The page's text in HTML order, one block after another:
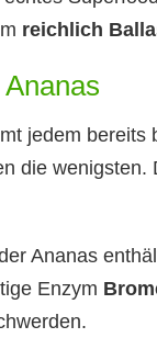
reichlich
jedem bereits
die wenigsten.
Ananas
Enzym